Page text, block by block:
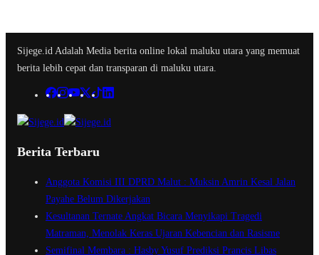
Sijege.id Adalah Media berita online lokal maluku utara yang memuat
berita lebih cepat dan transparan di maluku utara.
Berita Terbaru
Anggota Komisi III DPRD Malut : Muksin Amrin Kesal Jalan
Payahe Belum Dikerjakan
Kesultanan Ternate Angkat Bicara Menyikapi Tragedi
Matraman, Menolak Keras Ujaran Kebencian dan Rasisme
Semifinal Membara : Hasby Yusuf Prediksi Prancis Libas